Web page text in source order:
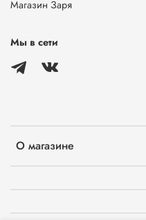
О магазине
Магазин Заря
Мы в сети